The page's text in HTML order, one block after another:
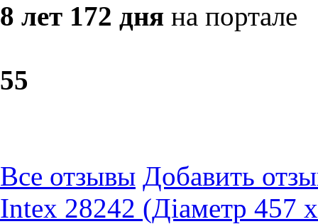
8 лет 172 дня на портале
55
Все отзывы Добавить
Intex 28242 (Діаметр 457